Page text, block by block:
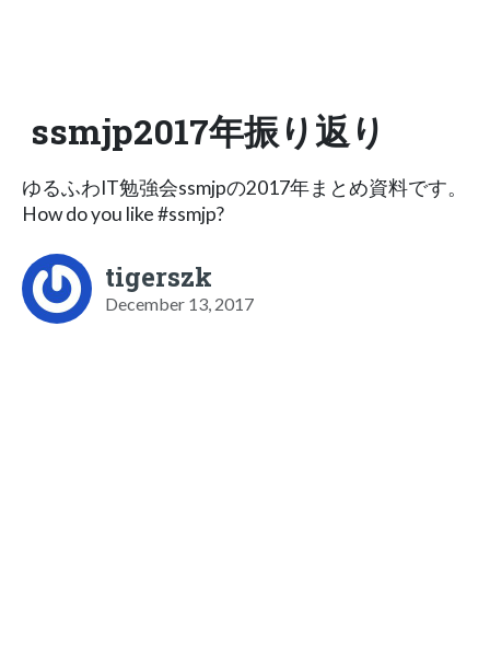
ssmjp2017年振り返り
ゆるふわIT勉強会ssmjpの2017年まとめ資料です。
How do you like #ssmjp?
tigerszk
December 13, 2017